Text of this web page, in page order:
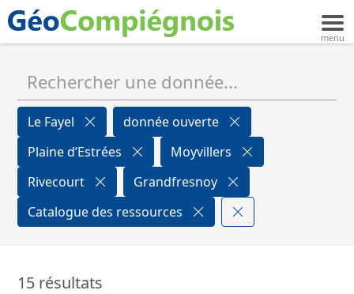
Le Fayel
donnée ouverte
Plaine d’Estrées
Moyvillers
Rivecourt
Grandfresnoy
Catalogue des ressources
15 résultats